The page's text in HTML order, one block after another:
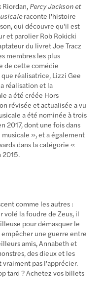
Riordan, Percy Jackson et
raconte l'histoire
qui découvre qu'il est
et parolier Rob Rokicki
du livret Joe Tracz
membres les plus
de cette comédie
réalisatrice, Lizzi Gee
réalisation et la
a été créée Hors
révisée et actualisée a vu
a été nominée à trois
2017, dont une fois dans
», et a également
dans la catégorie «
2015.
comme les autres :
volé la foudre de Zeus, il
pour démasquer le
une guerre entre
amis, Annabeth et
des dieux et les
vraiment pas l'apprécier.
tard ? Achetez vos billets